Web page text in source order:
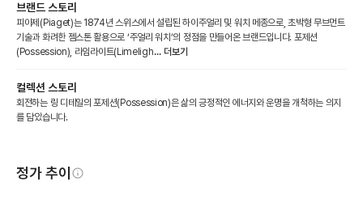
브랜드 스토리
피아제(Piaget)는 1874년 스위스에서 설립된 하이주얼리 및 워치 메종으로, 초박형 무브먼트
기술과 화려한 젬스톤 활용으로 ‘주얼리 워치’의 정점을 만들어온 브랜드입니다. 포제션
(Possession), 라임라이트(Limeligh... 더보기
컬렉션 스토리
회전하는 링 디테일의 포제션(Possession)은 삶의 긍정적인 에너지와 운명을 개척하는 의지
를 담았습니다.
정가 추이